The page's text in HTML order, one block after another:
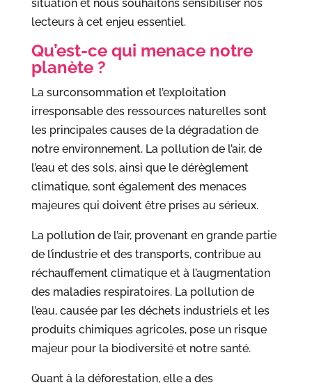
situation et nous souhaitons sensibiliser nos
lecteurs à cet enjeu essentiel.
Qu’est-ce qui menace notre
planète ?
La surconsommation et l’exploitation
irresponsable des ressources naturelles sont
les principales causes de la dégradation de
notre environnement. La pollution de l’air, de
l’eau et des sols, ainsi que le dérèglement
climatique, sont également des menaces
majeures qui doivent être prises au sérieux.
La pollution de l’air, provenant en grande partie
de l’industrie et des transports, contribue au
réchauffement climatique et à l’augmentation
des maladies respiratoires. La pollution de
l’eau, causée par les déchets industriels et les
produits chimiques agricoles, pose un risque
majeur pour la biodiversité et notre santé.
Quant à la déforestation, elle a des